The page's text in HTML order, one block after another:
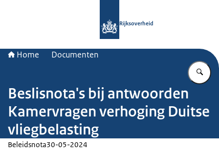
Rijksoverheid
Home Documenten
Beslisnota's bij antwoorden
Kamervragen verhoging Duitse
vliegbelasting
Beleidsnota30-05-2024